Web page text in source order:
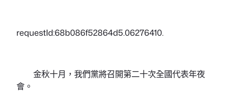
requestId:68b086f52864d5.06276410.
金秋十月，我們黨將召開第二十次全國代表年夜
會。